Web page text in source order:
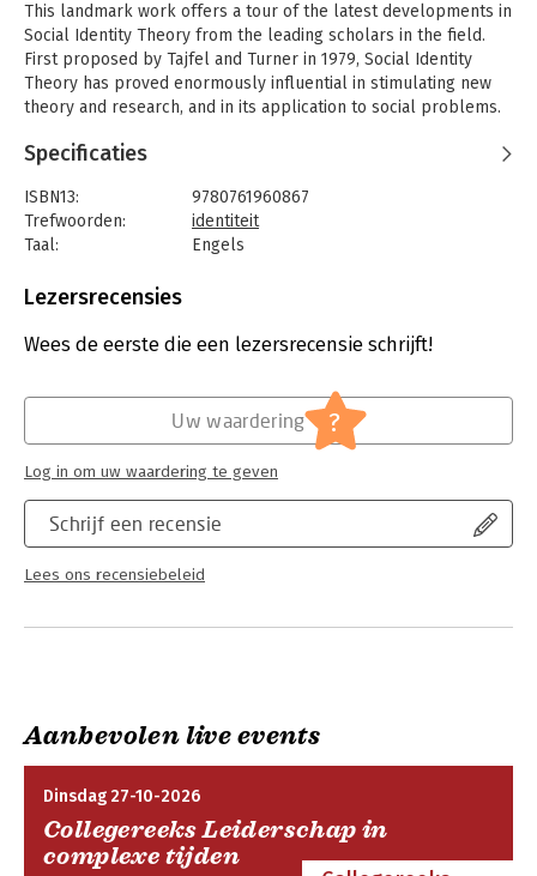
This landmark work offers a tour of the latest developments in
Social Identity Theory from the leading scholars in the field.
First proposed by Tajfel and Turner in 1979, Social Identity
Theory has proved enormously influential in stimulating new
theory and research, and in its application to social problems.
have opened up in the past few years.
The three sections of the book cover: theoretical contributions
to the field; recent empirical assessments of key elements of
the theory; and applications of Social Identity Theory to bring
Specificaties
ISBN13:
9780761960867
Trefwoorden:
identiteit
Taal:
Engels
Aantal pagina's:
Druk:
1
Psychologie
Lezersrecensies
Wees de eerste die een lezersrecensie schrijft!
Schrijf een recensie
Lees ons recensiebeleid
Uw waardering ?
Log in om uw waardering te geven
Aanbevolen live events
Dinsdag 27-10-2026
Collegereeks Leiderschap in
complexe tijden